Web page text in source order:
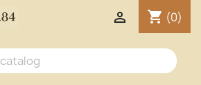
shopping_cart (0)
